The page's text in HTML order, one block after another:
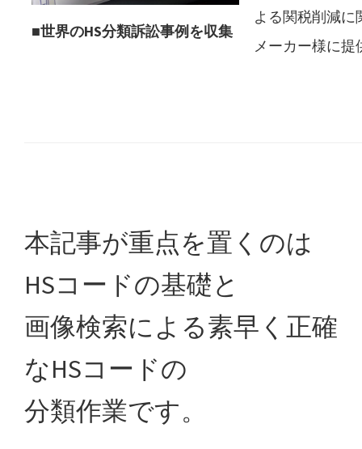
■世界のHS分類訴訟事例を収集
よる関税削減に
メーカー様に提
本記事が重点を置くのは
HSコードの基礎と
画像検索による素早く正確
なHSコードの
分類作業です。